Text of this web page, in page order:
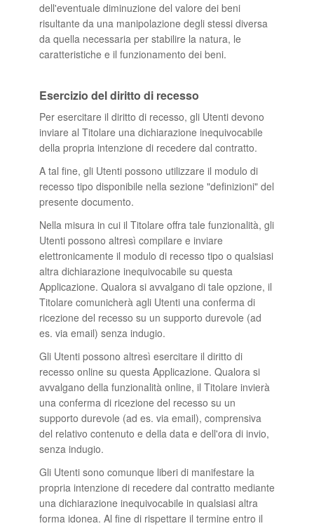
dell'eventuale diminuzione del valore dei beni
risultante da una manipolazione degli stessi diversa
da quella necessaria per stabilire la natura, le
caratteristiche e il funzionamento dei beni.
Esercizio del diritto di recesso
Per esercitare il diritto di recesso, gli Utenti devono
inviare al Titolare una dichiarazione inequivocabile
della propria intenzione di recedere dal contratto.
A tal fine, gli Utenti possono utilizzare il modulo di
recesso tipo disponibile nella sezione "definizioni" del
presente documento.
Nella misura in cui il Titolare offra tale funzionalità, gli
Utenti possono altresì compilare e inviare
elettronicamente il modulo di recesso tipo o qualsiasi
altra dichiarazione inequivocabile su questa
Applicazione. Qualora si avvalgano di tale opzione, il
Titolare comunicherà agli Utenti una conferma di
ricezione del recesso su un supporto durevole (ad
es. via email) senza indugio.
Gli Utenti possono altresì esercitare il diritto di
recesso online su questa Applicazione. Qualora si
avvalgano della funzionalità online, il Titolare invierà
una conferma di ricezione del recesso su un
supporto durevole (ad es. via email), comprensiva
del relativo contenuto e della data e dell'ora di invio,
senza indugio.
Gli Utenti sono comunque liberi di manifestare la
propria intenzione di recedere dal contratto mediante
una dichiarazione inequivocabile in qualsiasi altra
forma idonea. Al fine di rispettare il termine entro il